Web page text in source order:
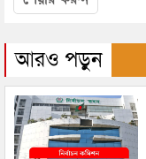
আরও পড়ুন